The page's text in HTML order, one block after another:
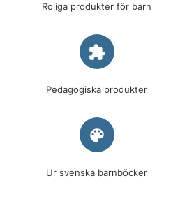
Roliga produkter för barn
extension
Pedagogiska produkter
palette
Ur svenska barnböcker